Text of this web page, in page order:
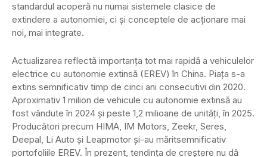
standardul acoperă nu numai sistemele clasice de
extindere a autonomiei, ci și conceptele de acționare mai
noi, mai integrate.
Actualizarea reflectă importanța tot mai rapidă a vehiculelor
electrice cu autonomie extinsă (EREV) în China. Piața s-a
extins semnificativ timp de cinci ani consecutivi din 2020.
Aproximativ 1 milion de vehicule cu autonomie extinsă au
fost vândute în 2024 și peste 1,2 milioane de unități, în 2025.
Producători precum HIMA, IM Motors, Zeekr, Seres,
Deepal, Li Auto și Leapmotor și-au măritsemnificativ
portofoliile EREV. În prezent, tendința de creștere nu dă